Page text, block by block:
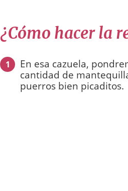
¿Cómo hacer la
1
En esa cazuela,
cantidad de
puerros bien picaditos.